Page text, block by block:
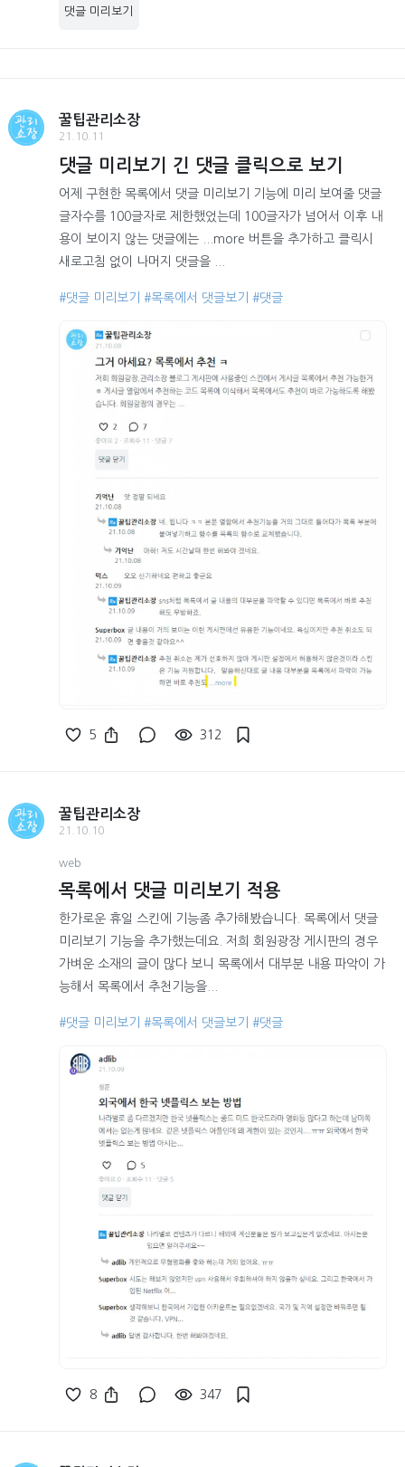
댓글 미리보기
꿀팁관리소장
21.10.11
댓글 미리보기 긴 댓글 클릭으로 보기
어제 구현한 목록에서 댓글 미리보기 기능에 미리 보여줄 댓글
글자수를 100글자로 제한했었는데 100글자가 넘어서 이후 내
용이 보이지 않는 댓글에는 ...more 버튼을 추가하고 클릭시
새로고침 없이 나머지 댓글을 ...
#댓글 미리보기 #목록에서 댓글보기 #댓글
5 312
꿀팁관리소장
21.10.10
web
목록에서 댓글 미리보기 적용
한가로운 휴일 스킨에 기능좀 추가해봤습니다. 목록에서 댓글
미리보기 기능을 추가했는데요. 저희 회원광장 게시판의 경우
가벼운 소재의 글이 많다 보니 목록에서 대부분 내용 파악이 가
능해서 목록에서 추천기능을...
#댓글 미리보기 #목록에서 댓글보기 #댓글
8 347